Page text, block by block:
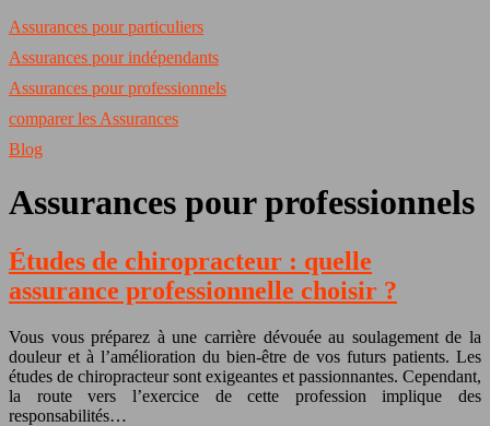
Assurances pour particuliers
Assurances pour indépendants
Assurances pour professionnels
comparer les Assurances
Blog
Assurances pour professionnels
Études de chiropracteur : quelle
assurance professionnelle choisir ?
Vous vous préparez à une carrière dévouée au soulagement de la
douleur et à l’amélioration du bien-être de vos futurs patients. Les
études de chiropracteur sont exigeantes et passionnantes. Cependant,
la route vers l’exercice de cette profession implique des
responsabilités…